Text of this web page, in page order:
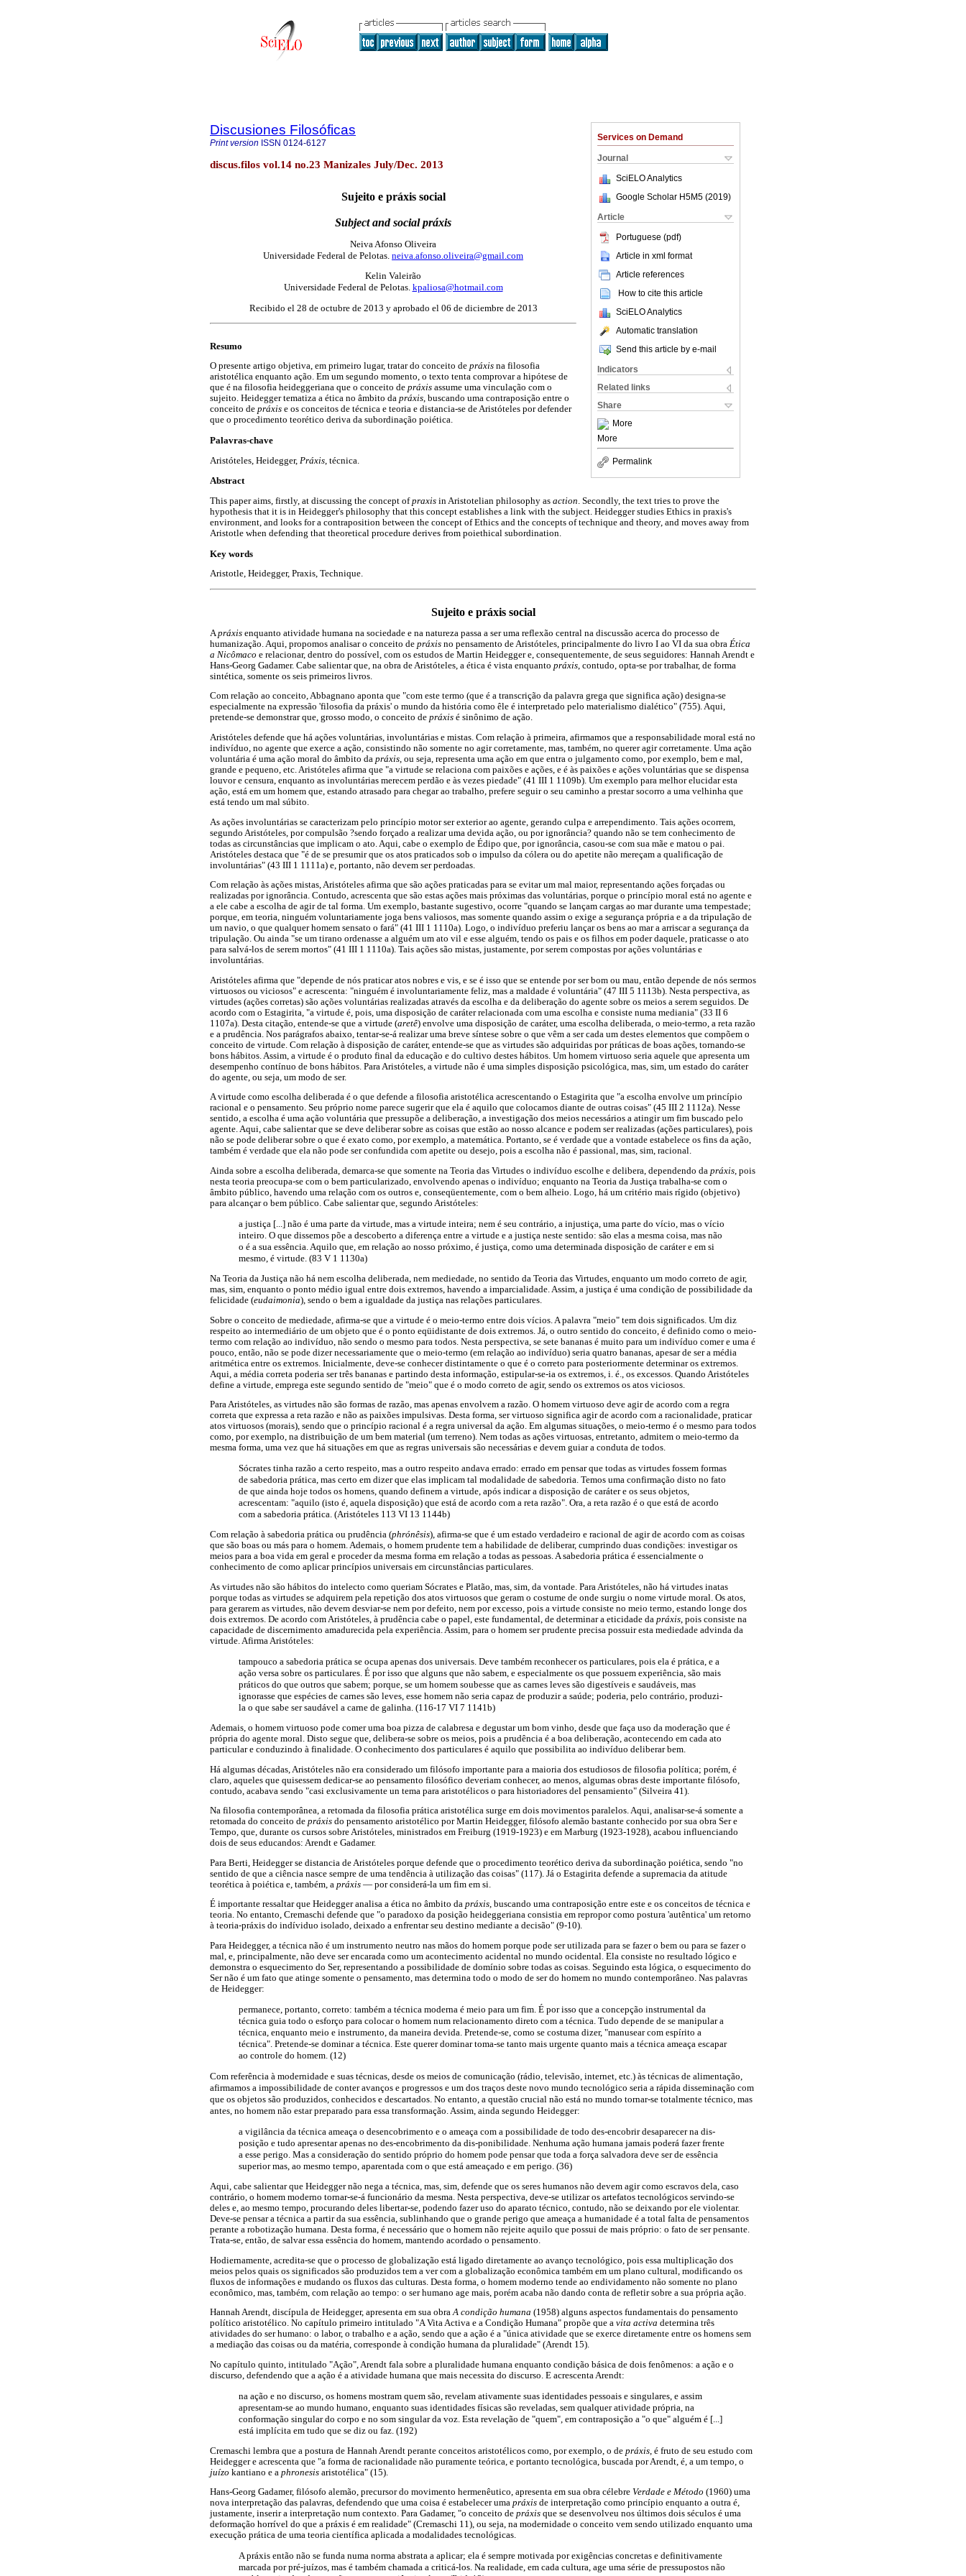
Services on Demand
Journal
SciELO Analytics
Google Scholar H5M5 (2019)
Article
Portuguese (pdf)
Article in xml format
Article references
How to cite this article
SciELO Analytics
Automatic translation
Send this article by e-mail
Indicators
Related links
Share
More
More
Permalink
Discusiones Filosóficas
Print version ISSN 0124-6127
discus.filos vol.14 no.23 Manizales July/Dec. 2013
Sujeito e práxis social
Subject and social práxis
Neiva Afonso Oliveira
Universidade Federal de Pelotas. neiva.afonso.oliveira@gmail.com
Kelin Valeirão
Universidade Federal de Pelotas. kpaliosa@hotmail.com
Recibido el 28 de octubre de 2013 y aprobado el 06 de diciembre de 2013
Resumo
O presente artigo objetiva, em primeiro lugar, tratar do conceito de práxis na filosofia
aristotélica enquanto ação. Em um segundo momento, o texto tenta comprovar a hipótese de
que é na filosofia heideggeriana que o conceito de práxis assume uma vinculação com o
sujeito. Heidegger tematiza a ética no âmbito da práxis, buscando uma contraposição entre o
conceito de práxis e os conceitos de técnica e teoria e distancia-se de Aristóteles por defender
que o procedimento teorético deriva da subordinação poiética.
Palavras-chave
Aristóteles, Heidegger, Práxis , técnica.
Abstract
This paper aims, firstly, at discussing the concept ofpraxis in Aristotelian philosophy as action. Secondly, the text tries to prove the
hypothesis that it is in Heidegger's philosophy that this concept establishes a link with the subject. Heidegger studies Ethics in praxis's
environment, and looks for a contraposition between the concept of Ethics and the concepts of technique and theory, and moves away from
Aristotle when defending that theoretical procedure derives from poiethical subordination.
Key words
Aristotle, Heidegger, Praxis, Technique.
Sujeito e práxis social
Apráxis enquanto atividade humana na sociedade e na natureza passa a ser uma reflexão central na discussão acerca do processo de
humanização. Aqui, propomos analisar o conceito de práxis no pensamento de Aristóteles, principalmente do livro I ao VI da sua obra Ética
a Nicômaco e relacionar, dentro do possível, com os estudos de Martin Heidegger e, consequentemente, de seus seguidores: Hannah Arendt e
Hans-Georg Gadamer. Cabe salientar que, na obra de Aristóteles, a ética é vista enquanto práxis, contudo, opta-se por trabalhar, de forma
sintética, somente os seis primeiros livros.
Com relação ao conceito, Abbagnano aponta que "com este termo (que é a transcrição da palavra grega que significa ação) designa-se
especialmente na expressão 'filosofia da práxis' o mundo da história como êle é interpretado pelo materialismo dialético" (755). Aqui,
pretende-se demonstrar que, grosso modo, o conceito de práxis é sinônimo de ação.
Aristóteles defende que há ações voluntárias, involuntárias e mistas. Com relação à primeira, afirmamos que a responsabilidade moral está no
indivíduo, no agente que exerce a ação, consistindo não somente no agir corretamente, mas, também, no querer agir corretamente. Uma ação
voluntária é uma ação moral do âmbito da práxis, ou seja, representa uma ação em que entra o julgamento como, por exemplo, bem e mal,
grande e pequeno, etc. Aristóteles afirma que "a virtude se relaciona com paixões e ações, e é às paixões e ações voluntárias que se dispensa
louvor e censura, enquanto as involuntárias merecem perdão e às vezes piedade" (41 III 1 1109b). Um exemplo para melhor elucidar esta
ação, está em um homem que, estando atrasado para chegar ao trabalho, prefere seguir o seu caminho a prestar socorro a uma velhinha que
está tendo um mal súbito.
As ações involuntárias se caracterizam pelo princípio motor ser exterior ao agente, gerando culpa e arrependimento. Tais ações ocorrem,
segundo Aristóteles, por compulsão ?sendo forçado a realizar uma devida ação, ou por ignorância? quando não se tem conhecimento de
todas as circunstâncias que implicam o ato. Aqui, cabe o exemplo de Édipo que, por ignorância, casou-se com sua mãe e matou o pai.
Aristóteles destaca que "é de se presumir que os atos praticados sob o impulso da cólera ou do apetite não mereçam a qualificação de
involuntárias" (43 III 1 1111a) e, portanto, não devem ser perdoadas.
Com relação às ações mistas, Aristóteles afirma que são ações praticadas para se evitar um mal maior, representando ações forçadas ou
realizadas por ignorância. Contudo, acrescenta que são estas ações mais próximas das voluntárias, porque o princípio moral está no agente e
a ele cabe a escolha de agir de tal forma. Um exemplo, bastante sugestivo, ocorre "quando se lançam cargas ao mar durante uma tempestade;
porque, em teoria, ninguém voluntariamente joga bens valiosos, mas somente quando assim o exige a segurança própria e a da tripulação de
um navio, o que qualquer homem sensato o fará" (41 III 1 1110a). Logo, o indivíduo preferiu lançar os bens ao mar a arriscar a segurança da
tripulação. Ou ainda "se um tirano ordenasse a alguém um ato vil e esse alguém, tendo os pais e os filhos em poder daquele, praticasse o ato
para salvá-los de serem mortos" (41 III 1 1110a). Tais ações são mistas, justamente, por serem compostas por ações voluntárias e
involuntárias.
Aristóteles afirma que "depende de nós praticar atos nobres e vis, e se é isso que se entende por ser bom ou mau, então depende de nós sermos
virtuosos ou viciosos" e acrescenta: "ninguém é involuntariamente feliz, mas a maldade é voluntária" (47 III 5 1113b). Nesta perspectiva, as
virtudes (ações corretas) são ações voluntárias realizadas através da escolha e da deliberação do agente sobre os meios a serem seguidos. De
acordo com o Estagirita, "a virtude é, pois, uma disposição de caráter relacionada com uma escolha e consiste numa mediania" (33 II 6
1107a). Desta citação, entende-se que a virtude (aretê) envolve uma disposição de caráter, uma escolha deliberada, o meio-termo, a reta razão
e a prudência. Nos parágrafos abaixo, tentar-se-á realizar uma breve síntese sobre o que vêm a ser cada um destes elementos que compõem o
conceito de virtude. Com relação à disposição de caráter, entende-se que as virtudes são adquiridas por práticas de boas ações, tornando-se
bons hábitos. Assim, a virtude é o produto final da educação e do cultivo destes hábitos. Um homem virtuoso seria aquele que apresenta um
desempenho contínuo de bons hábitos. Para Aristóteles, a virtude não é uma simples disposição psicológica, mas, sim, um estado do caráter
do agente, ou seja, um modo de ser.
A virtude como escolha deliberada é o que defende a filosofia aristotélica acrescentando o Estagirita que "a escolha envolve um princípio
racional e o pensamento. Seu próprio nome parece sugerir que ela é aquilo que colocamos diante de outras coisas" (45 III 2 1112a). Nesse
sentido, a escolha é uma ação voluntária que pressupõe a deliberação, a investigação dos meios necessários a atingir um fim buscado pelo
agente. Aqui, cabe salientar que se deve deliberar sobre as coisas que estão ao nosso alcance e podem ser realizadas (ações particulares), pois
não se pode deliberar sobre o que é exato como, por exemplo, a matemática. Portanto, se é verdade que a vontade estabelece os fins da ação,
também é verdade que ela não pode ser confundida com apetite ou desejo, pois a escolha não é passional, mas, sim, racional.
Ainda sobre a escolha deliberada, demarca-se que somente na Teoria das Virtudes o indivíduo escolhe e delibera, dependendo da práxis, pois
nesta teoria preocupa-se com o bem particularizado, envolvendo apenas o indivíduo; enquanto na Teoria da Justiça trabalha-se com o
âmbito público, havendo uma relação com os outros e, conseqüentemente, com o bem alheio. Logo, há um critério mais rígido (objetivo)
para alcançar o bem público. Cabe salientar que, segundo Aristóteles:
a justiça [...] não é uma parte da virtude, mas a virtude inteira; nem é seu contrário, a injustiça, uma parte do vício, mas o vício
inteiro. O que dissemos põe a descoberto a diferença entre a virtude e a justiça neste sentido: são elas a mesma coisa, mas não
o é a sua essência. Aquilo que, em relação ao nosso próximo, é justiça, como uma determinada disposição de caráter e em si
mesmo, é virtude. (83 V 1 1130a)
Na Teoria da Justiça não há nem escolha deliberada, nem mediedade, no sentido da Teoria das Virtudes, enquanto um modo correto de agir,
mas, sim, enquanto o ponto médio igual entre dois extremos, havendo a imparcialidade. Assim, a justiça é uma condição de possibilidade da
felicidade (eudaimonia), sendo o bem a igualdade da justiça nas relações particulares.
Sobre o conceito de mediedade, afirma-se que a virtude é o meio-termo entre dois vícios. A palavra "meio" tem dois significados. Um diz
respeito ao intermediário de um objeto que é o ponto eqüidistante de dois extremos. Já, o outro sentido do conceito, é definido como o meio-
termo com relação ao indivíduo, não sendo o mesmo para todos. Nesta perspectiva, se sete bananas é muito para um indivíduo comer e uma é
pouco, então, não se pode dizer necessariamente que o meio-termo (em relação ao indivíduo) seria quatro bananas, apesar de ser a média
aritmética entre os extremos. Inicialmente, deve-se conhecer distintamente o que é o correto para posteriormente determinar os extremos.
Aqui, a média correta poderia ser três bananas e partindo desta informação, estipular-se-ia os extremos, i. é., os excessos. Quando Aristóteles
define a virtude, emprega este segundo sentido de "meio" que é o modo correto de agir, sendo os extremos os atos viciosos.
Para Aristóteles, as virtudes não são formas de razão, mas apenas envolvem a razão. O homem virtuoso deve agir de acordo com a regra
correta que expressa a reta razão e não as paixões impulsivas. Desta forma, ser virtuoso significa agir de acordo com a racionalidade, praticar
atos virtuosos (morais), sendo que o princípio racional é a regra universal da ação. Em algumas situações, o meio-termo é o mesmo para todos
como, por exemplo, na distribuição de um bem material (um terreno). Nem todas as ações virtuosas, entretanto, admitem o meio-termo da
mesma forma, uma vez que há situações em que as regras universais são necessárias e devem guiar a conduta de todos.
Sócrates tinha razão a certo respeito, mas a outro respeito andava errado: errado em pensar que todas as virtudes fossem formas
de sabedoria prática, mas certo em dizer que elas implicam tal modalidade de sabedoria. Temos uma confirmação disto no fato
de que ainda hoje todos os homens, quando definem a virtude, após indicar a disposição de caráter e os seus objetos,
acrescentam: "aquilo (isto é, aquela disposição) que está de acordo com a reta razão". Ora, a reta razão é o que está de acordo
com a sabedoria prática. (Aristóteles 113 VI 13 1144b)
Com relação à sabedoria prática ou prudência (phrónêsis), afirma-se que é um estado verdadeiro e racional de agir de acordo com as coisas
que são boas ou más para o homem. Ademais, o homem prudente tem a habilidade de deliberar, cumprindo duas condições: investigar os
meios para a boa vida em geral e proceder da mesma forma em relação a todas as pessoas. A sabedoria prática é essencialmente o
conhecimento de como aplicar princípios universais em circunstâncias particulares.
As virtudes não são hábitos do intelecto como queriam Sócrates e Platão, mas, sim, da vontade. Para Aristóteles, não há virtudes inatas
porque todas as virtudes se adquirem pela repetição dos atos virtuosos que geram o costume de onde surgiu o nome virtude moral. Os atos,
para gerarem as virtudes, não devem desviar-se nem por defeito, nem por excesso, pois a virtude consiste no meio­ termo, estando longe dos
dois extremos. De acordo com Aristóteles, à prudência cabe o papel, este fundamental, de determinar a eticidade da práxis, pois consiste na
capacidade de discernimento amadurecida pela experiência. Assim, para o homem ser prudente precisa possuir esta mediedade advinda da
virtude. Afirma Aristóteles:
tampouco a sabedoria prática se ocupa apenas dos universais. Deve também reconhecer os particulares, pois ela é prática, e a
ação versa sobre os particulares. É por isso que alguns que não sabem, e especialmente os que possuem experiência, são mais
práticos do que outros que sabem; porque, se um homem soubesse que as carnes leves são digestíveis e saudáveis, mas
ignorasse que espécies de carnes são leves, esse homem não seria capaz de produzir a saúde; poderia, pelo contrário, produzi-
la o que sabe ser saudável a carne de galinha. (116-17 VI 7 1141b)
Ademais, o homem virtuoso pode comer uma boa pizza de calabresa e degustar um bom vinho, desde que faça uso da moderação que é
própria do agente moral. Disto segue que, delibera-se sobre os meios, pois a prudência é a boa deliberação, acontecendo em cada ato
particular e conduzindo à finalidade. O conhecimento dos particulares é aquilo que possibilita ao indivíduo deliberar bem.
Há algumas décadas, Aristóteles não era considerado um filósofo importante para a maioria dos estudiosos de filosofia política; porém, é
claro, aqueles que quisessem dedicar-se ao pensamento filosófico deveriam conhecer, ao menos, algumas obras deste importante filósofo,
contudo, acabava sendo "casi exclusivamente un tema para aristotélicos o para historiadores del pensamiento" (Silveira 41).
Na filosofia contemporânea, a retomada da filosofia prática aristotélica surge em dois movimentos paralelos. Aqui, analisar-se-á somente a
retomada do conceito de práxis do pensamento aristotélico por Martin Heidegger, filósofo alemão bastante conhecido por sua obra Ser e
Tempo, que, durante os cursos sobre Aristóteles, ministrados em Freiburg (1919-1923) e em Marburg (1923-1928), acabou influenciando
dois de seus educandos: Arendt e Gadamer.
Para Berti, Heidegger se distancia de Aristóteles porque defende que o procedimento teorético deriva da subordinação poiética, sendo "no
sentido de que a ciência nasce sempre de uma tendência à utilização das coisas" (117). Já o Estagirita defende a supremacia da atitude
teorética à poiética e, também, a práxis — por considerá-la um fim em si.
É importante ressaltar que Heidegger analisa a ética no âmbito da práxis, buscando uma contraposição entre este e os conceitos de técnica e
teoria. No entanto, Cremaschi defende que "o paradoxo da posição heideggeriana consistia em repropor como postura 'autêntica' um retorno
à teoria-práxis do indíviduo isolado, deixado a enfrentar seu destino mediante a decisão" (9-10).
Para Heidegger, a técnica não é um instrumento neutro nas mãos do homem porque pode ser utilizada para se fazer o bem ou para se fazer o
mal, e, principalmente, não deve ser encarada como um acontecimento acidental no mundo ocidental. Ela consiste no resultado lógico e
demonstra o esquecimento do Ser, representando a possibilidade de domínio sobre todas as coisas. Seguindo esta lógica, o esquecimento do
Ser não é um fato que atinge somente o pensamento, mas determina todo o modo de ser do homem no mundo contemporâneo. Nas palavras
de Heidegger:
permanece, portanto, correto: também a técnica moderna é meio para um fim. É por isso que a concepção instrumental da
técnica guia todo o esforço para colocar o homem num relacionamento direto com a técnica. Tudo depende de se manipular a
técnica, enquanto meio e instrumento, da maneira devida. Pretende-se, como se costuma dizer, "manusear com espírito a
técnica". Pretende-se dominar a técnica. Este querer dominar toma-se tanto mais urgente quanto mais a técnica ameaça escapar
ao controle do homem. (12)
Com referência à modernidade e suas técnicas, desde os meios de comunicação (rádio, televisão, internet, etc.) às técnicas de alimentação,
afirmamos a impossibilidade de conter avanços e progressos e um dos traços deste novo mundo tecnológico seria a rápida disseminação com
que os objetos são produzidos, conhecidos e descartados. No entanto, a questão crucial não está no mundo tornar-se totalmente técnico, mas
antes, no homem não estar preparado para essa transformação. Assim, ainda segundo Heidegger:
a vigilância da técnica ameaça o desencobrimento e o ameaça com a possibilidade de todo des-encobrir desaparecer na dis-
posição e tudo apresentar apenas no des-encobrimento da dis-ponibilidade. Nenhuma ação humana jamais poderá fazer frente
a esse perigo. Mas a consideração do sentido próprio do homem pode pensar que toda a força salvadora deve ser de essência
superior mas, ao mesmo tempo, aparentada com o que está ameaçado e em perigo. (36)
Aqui, cabe salientar que Heidegger não nega a técnica, mas, sim, defende que os seres humanos não devem agir como escravos dela, caso
contrário, o homem moderno tornar-se-á funcionário da mesma. Nesta perspectiva, deve-se utilizar os artefatos tecnológicos servindo-se
deles e, ao mesmo tempo, procurando deles libertar-se, podendo fazer uso do aparato técnico, contudo, não se deixando por ele violentar.
Deve-se pensar a técnica a partir da sua essência, sublinhando que o grande perigo que ameaça a humanidade é a total falta de pensamentos
perante a robotização humana. Desta forma, é necessário que o homem não rejeite aquilo que possui de mais próprio: o fato de ser pensante.
Trata-se, então, de salvar essa essência do homem, mantendo acordado o pensamento.
Hodiernamente, acredita-se que o processo de globalização está ligado diretamente ao avanço tecnológico, pois essa multiplicação dos
meios pelos quais os significados são produzidos tem a ver com a globalização econômica também em um plano cultural, modificando os
fluxos de informações e mudando os fluxos das culturas. Desta forma, o homem moderno tende ao endividamento não somente no plano
econômico, mas, também, com relação ao tempo: o ser humano age mais, porém acaba não dando conta de refletir sobre a sua própria ação.
Hannah Arendt, discípula de Heidegger, apresenta em sua obraA condição humana (1958) alguns aspectos fundamentais do pensamento
político aristotélico. No capítulo primeiro intitulado "A Vita Activa e a Condição Humana" propõe que a vita activa determina três
atividades do ser humano: o labor, o trabalho e a ação, sendo que a ação é a "única atividade que se exerce diretamente entre os homens sem
a mediação das coisas ou da matéria, corresponde à condição humana da pluralidade" (Arendt 15).
No capítulo quinto, intitulado "Ação", Arendt fala sobre a pluralidade humana enquanto condição básica de dois fenômenos: a ação e o
discurso, defendendo que a ação é a atividade humana que mais necessita do discurso. E acrescenta Arendt:
na ação e no discurso, os homens mostram quem são, revelam ativamente suas identidades pessoais e singulares, e assim
apresentam-se ao mundo humano, enquanto suas identidades físicas são reveladas, sem qualquer atividade própria, na
conformação singular do corpo e no som singular da voz. Esta revelação de "quem", em contraposição a "o que" alguém é [...]
está implícita em tudo que se diz ou faz. (192)
Cremaschi lembra que a postura de Hannah Arendt perante conceitos aristotélicos como, por exemplo, o de práxis , é fruto de seu estudo com
Heidegger e acrescenta que "a forma de racionalidade não puramente teórica, e portanto tecnológica, buscada por Arendt, é, a um tempo, o
juízo kantiano e a phronesis aristotélica" (15).
Hans-Georg Gadamer, filósofo alemão, precursor do movimento hermenêutico, apresenta em sua obra célebre Verdade e Método (1960) uma
nova interpretação das palavras, defendendo que uma coisa é estabelecer uma práxis de interpretação como princípio enquanto a outra é,
justamente, inserir a interpretação num contexto. Para Gadamer, "o conceito de práxis que se desenvolveu nos últimos dois séculos é uma
deformação horrível do que a práxis é em realidade" (Cremaschi 11), ou seja, na modernidade o conceito vem sendo utilizado enquanto uma
execução prática de uma teoria científica aplicada a modalidades tecnológicas.
A práxis então não se funda numa norma abstrata a aplicar; ela é sempre motivada por exigências concretas e definitivamente
marcada por pré-juízos, mas é também chamada a criticá-los. Na realidade, em cada cultura, age uma série de pressupostos não